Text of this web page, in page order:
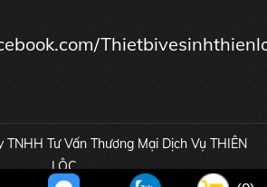
Tư Vấn Thương Mại Dịch Vụ THIÊN
LỘC